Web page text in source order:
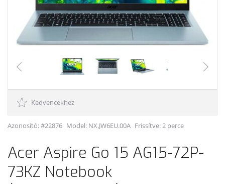
Kedvencekhez
Azonosító: #22876 Model: NX.JW6EU.00A Frissítve: 2 perce
Acer Aspire Go 15 AG15-72P-
73KZ Notebook